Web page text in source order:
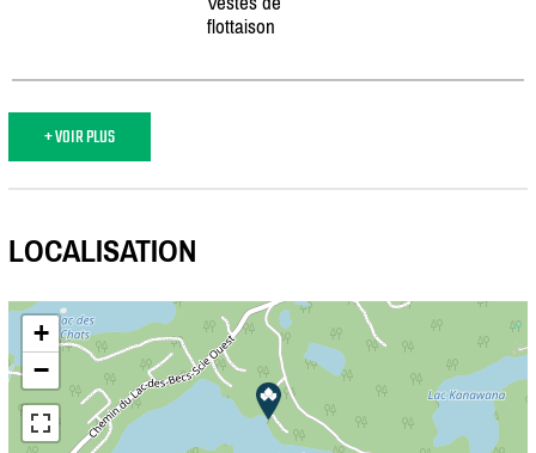
flottaison
+ VOIR PLUS
LOCALISATION
+
−